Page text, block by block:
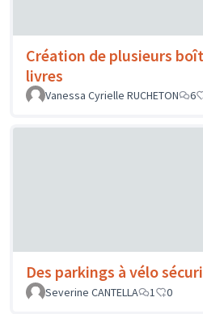
Création de plusieurs
livres
Vanessa Cyrielle RUCHETON
6
Des parkings à vélo
Severine CANTELLA
1 0